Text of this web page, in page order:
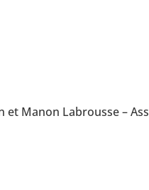
Manon Labrousse –